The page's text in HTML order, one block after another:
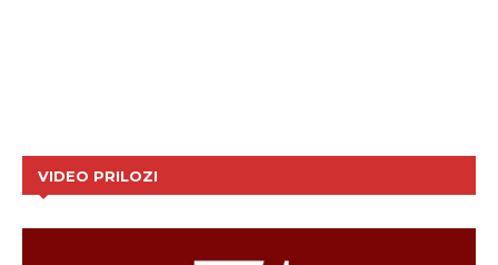
VIDEO PRILOZI